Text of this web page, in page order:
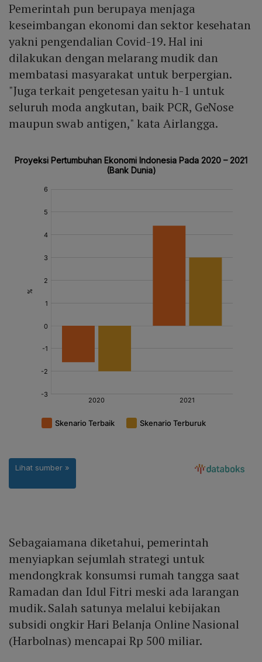
Pemerintah pun berupaya menjaga
keseimbangan ekonomi dan sektor kesehatan
yakni pengendalian Covid-19. Hal ini
dilakukan dengan melarang mudik dan
membatasi masyarakat untuk berpergian.
"Juga terkait pengetesan yaitu h-1 untuk
seluruh moda angkutan, baik PCR, GeNose
maupun swab antigen," kata Airlangga.
Sebagaiamana diketahui, pemerintah
menyiapkan sejumlah strategi untuk
mendongkrak konsumsi rumah tangga saat
Ramadan dan Idul Fitri meski ada larangan
mudik. Salah satunya melalui kebijakan
subsidi ongkir Hari Belanja Online Nasional
(Harbolnas) mencapai Rp 500 miliar.